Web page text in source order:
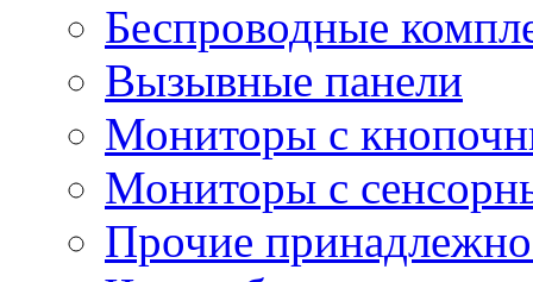
Беспроводные
Вызывные панели
Мониторы с
Мониторы с
Прочие